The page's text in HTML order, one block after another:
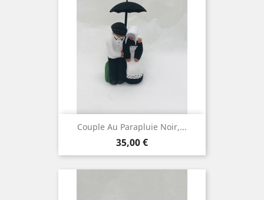
Couple Au Parapluie Noir,...
Prix
35,00 €